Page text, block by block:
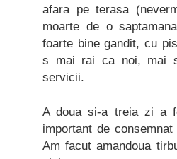
afara pe terasa
moarte de o
foarte bine gandit, cu
s mai rai ca noi, mai
servicii.
A doua si-a treia zi a
important de
Am facut amandoua